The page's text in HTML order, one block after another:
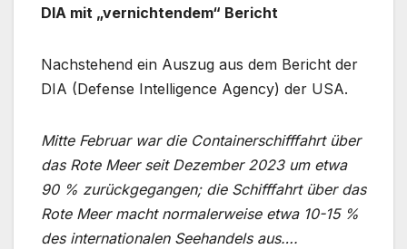
DIA mit „vernichtendem“ Bericht
Nachstehend ein Auszug aus dem Bericht der
DIA (Defense Intelligence Agency) der USA.
Mitte Februar war die Containerschifffahrt über
das Rote Meer seit Dezember 2023 um etwa
90 % zurückgegangen; die Schifffahrt über das
Rote Meer macht normalerweise etwa 10-15 %
des internationalen Seehandels aus….